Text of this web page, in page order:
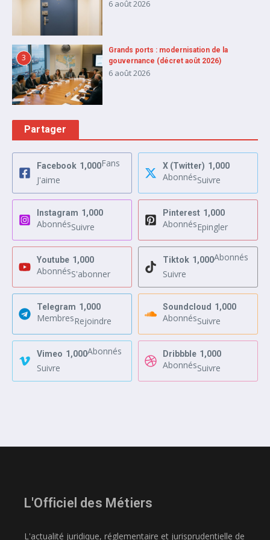
6 août 2026
3
Grands ports : modernisation de la
gouvernance (décret août 2026)
6 août 2026
Partager
Facebook 1,000Fans
J'aime
X (Twitter) 1,000
AbonnésSuivre
Instagram 1,000
AbonnésSuivre
Pinterest 1,000
AbonnésEpingler
Youtube 1,000
AbonnésS'abonner
Tiktok 1,000Abonnés
Suivre
Telegram 1,000
MembresRejoindre
Soundcloud 1,000
AbonnésSuivre
Vimeo 1,000Abonnés
Suivre
Dribbble 1,000
AbonnésSuivre
L'Officiel des Métiers
L'actualité juridique, réglementaire et jurisprudentielle de